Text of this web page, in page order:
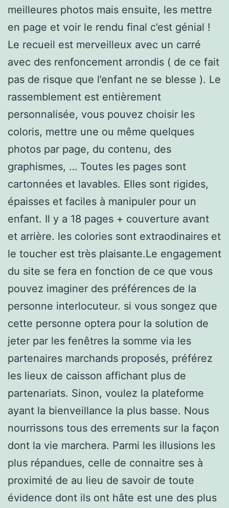
meilleures photos mais ensuite, les mettre
en page et voir le rendu final c’est génial !
Le recueil est merveilleux avec un carré
avec des renfoncement arrondis ( de ce fait
pas de risque que l’enfant ne se blesse ). Le
rassemblement est entièrement
personnalisée, vous pouvez choisir les
coloris, mettre une ou même quelques
photos par page, du contenu, des
graphismes, … Toutes les pages sont
cartonnées et lavables. Elles sont rigides,
épaisses et faciles à manipuler pour un
enfant. Il y a 18 pages + couverture avant
et arrière. les colories sont extraodinaires et
le toucher est très plaisante.Le engagement
du site se fera en fonction de ce que vous
pouvez imaginer des préférences de la
personne interlocuteur. si vous songez que
cette personne optera pour la solution de
jeter par les fenêtres la somme via les
partenaires marchands proposés, préférez
les lieux de caisson affichant plus de
partenariats. Sinon, voulez la plateforme
ayant la bienveillance la plus basse. Nous
nourrissons tous des errements sur la façon
dont la vie marchera. Parmi les illusions les
plus répandues, celle de connaitre ses à
proximité de au lieu de savoir de toute
évidence dont ils ont hâte est une des plus